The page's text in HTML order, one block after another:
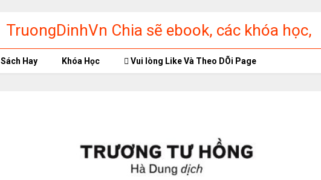
TruongDinhVn Chia sẽ ebook, các khóa học,
phần mềm học tập miễn phí
Sách Hay Khóa Học Vui lòng Like Và Theo DÕi Page